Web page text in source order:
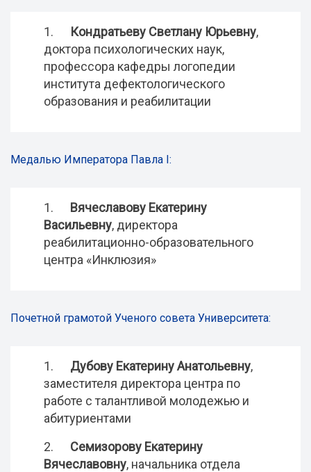
1. Кондратьеву Светлану Юрьевну,
доктора психологических наук,
профессора кафедры логопедии
института дефектологического
образования и реабилитации
Медалью Императора Павла I:
1. Вячеславову Екатерину
Васильевну, директора
реабилитационно-образовательного
центра «Инклюзия»
Почетной грамотой Ученого совета Университета:
1. Дубову Екатерину Анатольевну,
заместителя директора центра по
работе с талантливой молодежью и
абитуриентами
2. Семизорову Екатерину
Вячеславовну, начальника отдела